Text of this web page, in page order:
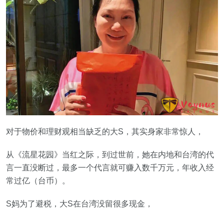
对于物价和理财观相当缺乏的大S，其实身家非常惊人，
从《流星花园》当红之际，到过世前，她在内地和台湾的代
言一直没断过，最多一个代言就可赚入数千万元，年收入经
常过亿（台币）。
S妈为了避税，大S在台湾没留很多现金，